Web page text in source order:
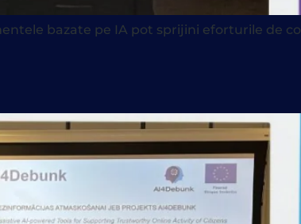
bazate pe IA pot sprijini eforturile de